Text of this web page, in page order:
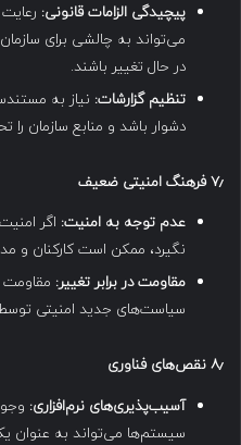
پیچیدگی الزامات قانونی:
می‌تواند به چالشی برای
در حال تغییر باشند.
تنظیم گزارشات: نیاز به
دشوار باشد و منابع سازمان را
۷٫ فرهنگ امنیتی ضعیف
عدم توجه به امنیت: اگر
نگیرد، ممکن است کارکنان و
مقاومت در برابر تغییر: مقاومت
سیاست‌های جدید امنیتی توسط
۸٫ نقص‌های فناوری
آسیب‌پذیری‌های نرم‌افزاری:
سیستم‌ها می‌تواند به